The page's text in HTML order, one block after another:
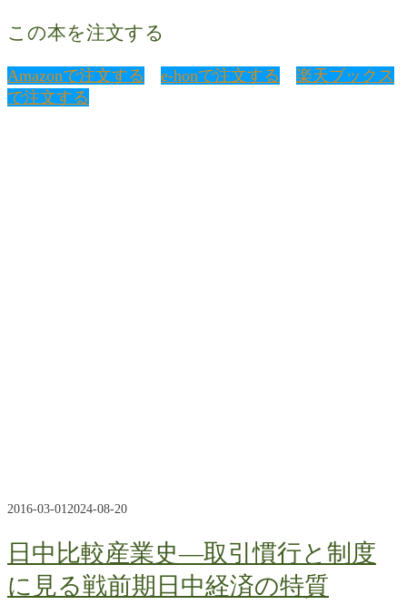
この本を注文する
Amazonで注文する e-honで注文する
楽天ブックス
で注文する
2016-03-01 2024-08-20
日中比較産業史―取引慣行と制度
に見る戦前期日中経済の特質